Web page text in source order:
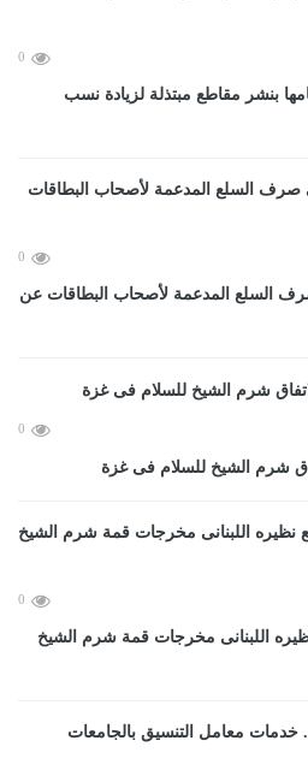
0
بنشر مقاطع مبتذلة لزيادة نسب
0
صرف السلع المدعمة لأصحاب البطاقات عن
0
شرم الشيخ للسلام فى غزة
0
اللبنانى مخرجات قمة شرم الشيخ